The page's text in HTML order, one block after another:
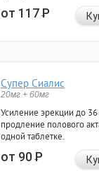
от 117Р
Супер Сиалис
20мг + 60мг
Усиление эрекции до 36
продление полового
одной таблетке.
от 90Р